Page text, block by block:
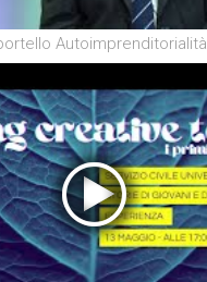
Autoimprenditorialità